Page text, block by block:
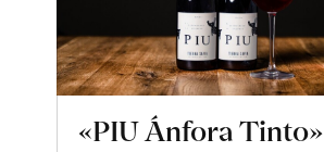
«PIU Ánfora Tinto»